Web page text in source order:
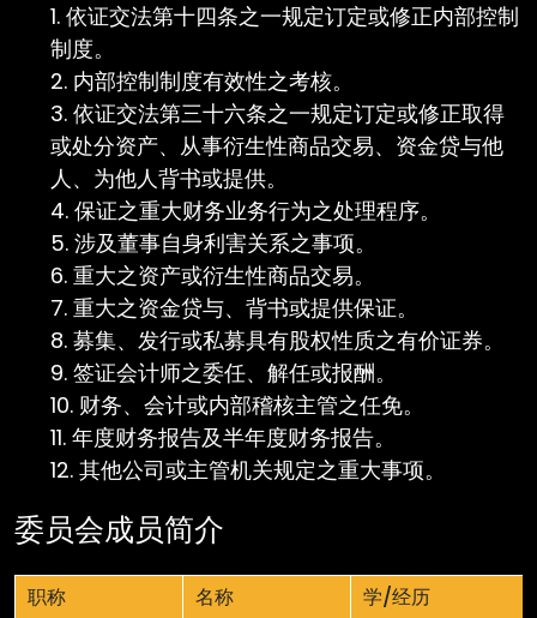
依证交法第十四条之一规定订定或修正内部控制
制度。
内部控制制度有效性之考核。
依证交法第三十六条之一规定订定或修正取得
或处分资产、从事衍生性商品交易、资金贷与他
人、为他人背书或提供。
保证之重大财务业务行为之处理程序。
涉及董事自身利害关系之事项。
重大之资产或衍生性商品交易。
重大之资金贷与、背书或提供保证。
募集、发行或私募具有股权性质之有价证券。
签证会计师之委任、解任或报酬。
财务、会计或内部稽核主管之任免。
年度财务报告及半年度财务报告。
其他公司或主管机关规定之重大事项。
委员会成员简介
职称 名称
学/经历